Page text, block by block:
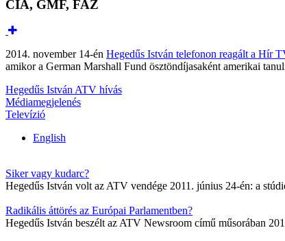
CIA, GMF, FAZ
2014. november 14-én Hegedűs István telefonon reagált a Hír
amikor a German Marshall Fund ösztöndíjasaként amerikai
Hegedűs István ATV hívás
Médiamegjelenés
Televízió
English
Siker vagy kudarc?
Hegedűs István volt az ATV vendége 2011. június 24-én: a
Radikális áttörés az Európai Parlamentben?
Hegedűs István beszélt az ATV Newsroom című műsorában